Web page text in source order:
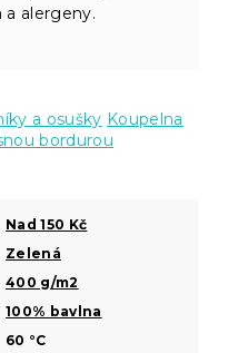
a alergeny.
a osušky Koupelna
bordurou
Nad 150 Kč
Zelená
400 g/m2
100% bavlna
60 °C